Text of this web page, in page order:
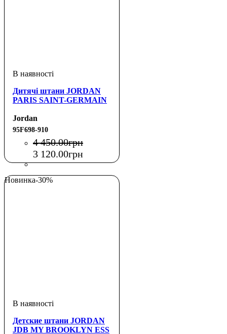
Дитячі штани JORDAN
PARIS SAINT-GERMAIN
Jordan
95F698-910
4 450.00грн
3 120.00грн
Новинка-30%
Детские штани JORDAN
JDB MY BROOKLYN ESS